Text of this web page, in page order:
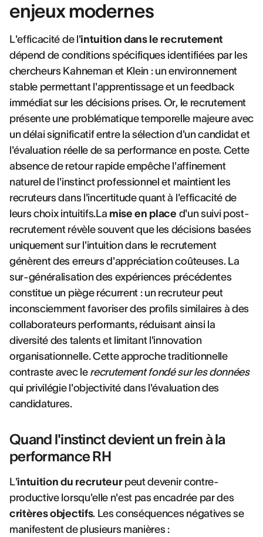
enjeux modernes
L'efficacité de l'intuition dans le recrutement
dépend de conditions spécifiques identifiées par les
chercheurs Kahneman et Klein : un environnement
stable permettant l'apprentissage et un feedback
immédiat sur les décisions prises. Or, le recrutement
présente une problématique temporelle majeure avec
un délai significatif entre la sélection d'un candidat et
l'évaluation réelle de sa performance en poste. Cette
absence de retour rapide empêche l'affinement
naturel de l'instinct professionnel et maintient les
recruteurs dans l'incertitude quant à l'efficacité de
leurs choix intuitifs.La mise en place d'un suivi post-
recrutement révèle souvent que les décisions basées
uniquement sur l'intuition dans le recrutement
génèrent des erreurs d'appréciation coûteuses. La
sur-généralisation des expériences précédentes
constitue un piège récurrent : un recruteur peut
inconsciemment favoriser des profils similaires à des
collaborateurs performants, réduisant ainsi la
diversité des talents et limitant l'innovation
organisationnelle. Cette approche traditionnelle
contraste avec le recrutement fondé sur les données
qui privilégie l'objectivité dans l'évaluation des
candidatures.
Quand l'instinct devient un frein à la
performance RH
L'intuition du recruteurpeut devenir contre-
productive lorsqu'elle n'est pas encadrée par des
critères objectifs. Les conséquences négatives se
manifestent de plusieurs manières :